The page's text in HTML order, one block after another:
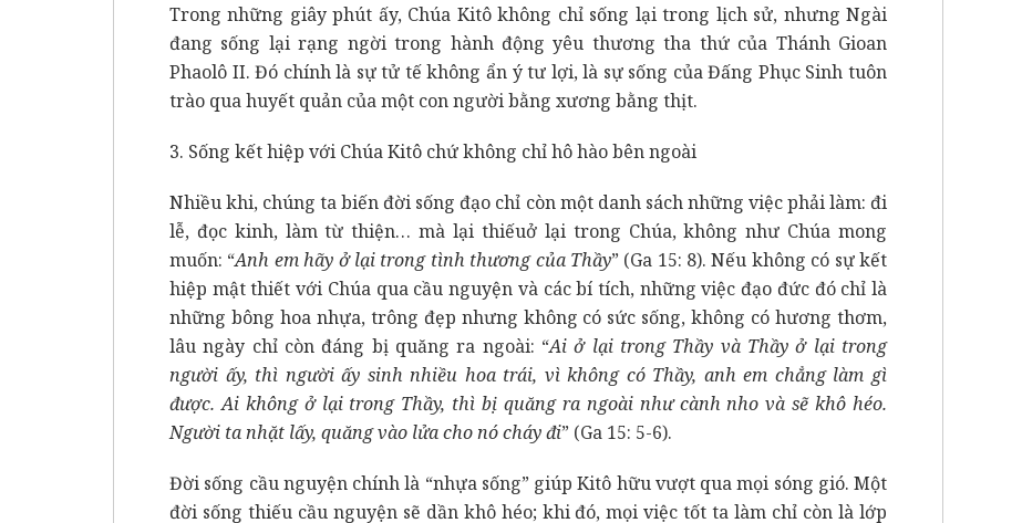
Trong những giây phút ấy, Chúa Kitô không chỉ sống lại trong lịch sử, nhưng Ngài
đang sống lại rạng ngời trong hành động yêu thương tha thứ của Thánh Gioan
Phaolô II. Đó chính là sự tử tế không ẩn ý tư lợi, là sự sống của Đấng Phục Sinh tuôn
trào qua huyết quản của một con người bằng xương bằng thịt.
3. Sống kết hiệp với Chúa Kitô chứ không chỉ hô hào bên ngoài
Nhiều khi, chúng ta biến đời sống đạo chỉ còn một danh sách những việc phải làm: đi
lễ, đọc kinh, làm từ thiện… mà lại thiếuở lại trong Chúa, không như Chúa mong
muốn: “Anh em hãy ở lại trong tình thương của Thầy” (Ga 15: 8). Nếu không có sự kết
hiệp mật thiết với Chúa qua cầu nguyện và các bí tích, những việc đạo đức đó chỉ là
những bông hoa nhựa, trông đẹp nhưng không có sức sống, không có hương thơm,
lâu ngày chỉ còn đáng bị quăng ra ngoài: “Ai ở lại trong Thầy và Thầy ở lại trong
người ấy, thì người ấy sinh nhiều hoa trái, vì không có Thầy, anh em chẳng làm gì
được. Ai không ở lại trong Thầy, thì bị quăng ra ngoài như cành nho và sẽ khô héo.
Người ta nhặt lấy, quăng vào lửa cho nó cháy đi” (Ga 15: 5-6).
Đời sống cầu nguyện chính là “nhựa sống” giúp Kitô hữu vượt qua mọi sóng gió. Một
đời sống thiếu cầu nguyện sẽ dần khô héo; khi đó, mọi việc tốt ta làm chỉ còn là lớp